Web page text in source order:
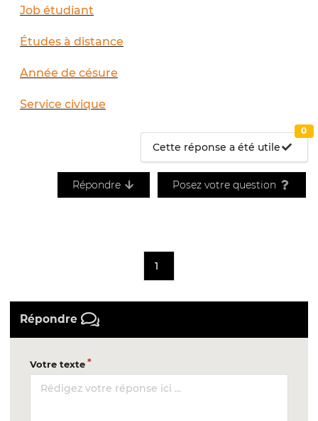
Job étudiant
Études à distance
Année de césure
Service civique
Cette réponse a été utile
0
Répondre Posez votre question
1
Répondre
Votre texte